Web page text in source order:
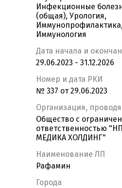
Инфекционные
(общая), Урология,
Иммунология
Дата начала и
29.06.2023 - 31.12.2026
Номер и дата РКИ
№ 337 от 29.06.2023
Организация,
Общество с
ответственностью
МЕДИКА ХОЛДИНГ"
Наименование ЛП
Рафамин
Города